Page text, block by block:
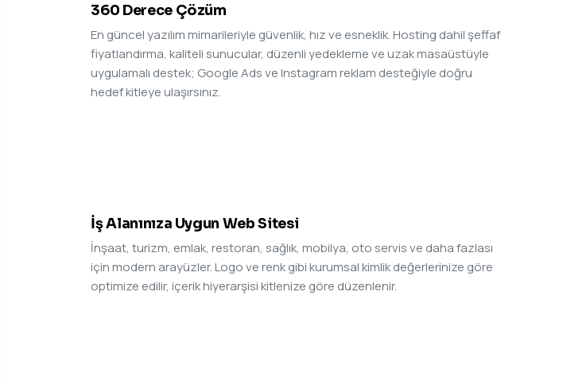
360 Derece Çözüm
En güncel yazılım mimarileriyle güvenlik, hız ve esneklik. Hosting dahil şeffaf
fiyatlandırma, kaliteli sunucular, düzenli yedekleme ve uzak masaüstüyle
uygulamalı destek; Google Ads ve Instagram reklam desteğiyle doğru
hedef kitleye ulaşırsınız.
İş Alanınıza Uygun Web Sitesi
İnşaat, turizm, emlak, restoran, sağlık, mobilya, oto servis ve daha fazlası
için modern arayüzler. Logo ve renk gibi kurumsal kimlik değerlerinize göre
optimize edilir, içerik hiyerarşisi kitlenize göre düzenlenir.